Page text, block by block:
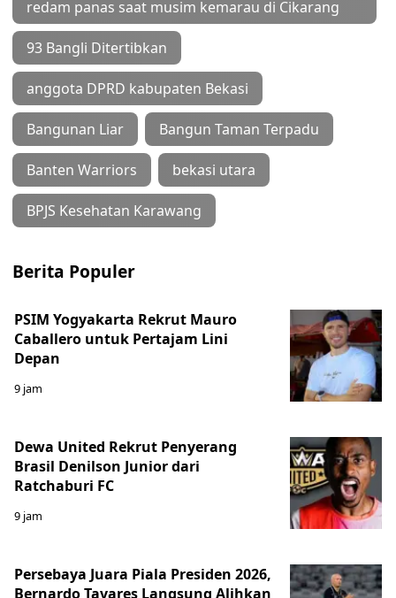
redam panas saat musim kemarau di Cikarang
93 Bangli Ditertibkan
anggota DPRD kabupaten Bekasi
Bangunan Liar Bangun Taman Terpadu
Banten Warriors bekasi utara
BPJS Kesehatan Karawang
Berita Populer
PSIM Yogyakarta Rekrut Mauro
Caballero untuk Pertajam Lini
Depan
9 jam
Dewa United Rekrut Penyerang
Brasil Denilson Junior dari
Ratchaburi FC
9 jam
Persebaya Juara Piala Presiden 2026,
Bernardo Tavares Langsung Alihkan